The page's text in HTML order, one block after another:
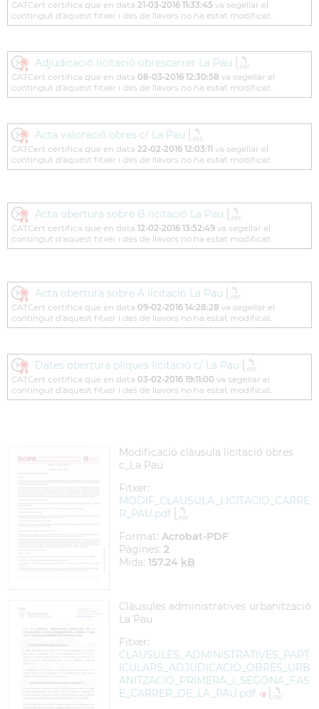
CATCert certifica que en data 21-03-2016 11:33:45 va segellar el
contingut d'aquest fitxer i des de llavors no ha estat modificat.
Adjudicació licitació obrescarrer La Pau
CATCert certifica que en data 08-03-2016 12:30:58 va segellar el
contingut d'aquest fitxer i des de llavors no ha estat modificat.
Acta valoració obres c/ La Pau
CATCert certifica que en data 22-02-2016 12:03:11 va segellar el
contingut d'aquest fitxer i des de llavors no ha estat modificat.
Acta obertura sobre B licitació La Pau
CATCert certifica que en data 12-02-2016 13:52:49 va segellar el
contingut d'aquest fitxer i des de llavors no ha estat modificat.
Acta obertura sobre A licitació La Pau
CATCert certifica que en data 09-02-2016 14:28:28 va segellar el
contingut d'aquest fitxer i des de llavors no ha estat modificat.
Dates obertura pliques licitació c/ La Pau
CATCert certifica que en data 03-02-2016 19:11:00 va segellar el
contingut d'aquest fitxer i des de llavors no ha estat modificat.
Modificació clàusula licitació obres
c_La Pau
Fitxer:
MODIF_CLAUSULA_LICITACIO_CARRE
R_PAU.pdf
Format: Acrobat-PDF
Pàgines: 2
Mida: 157.24 kB
Clàusules administratives urbanització
La Pau
Fitxer:
CLAUSULES_ADMINISTRATIVES_PART
ICULARS_ADJUDICACIO_OBRES_URB
ANITZACIO_PRIMERA_I_SEGONA_FAS
E_CARRER_DE_LA_PAU.pdf